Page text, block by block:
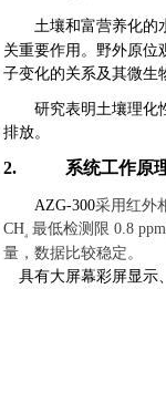
土壤和富营养化的
关重要作用。野外原位
子变化的关系及其微生
研究表明土壤理化
排放。
2. 系统工作原
AZG-300采用红外
CH4 最低检测限 0.8 ppm
量，数据比较稳定。
具有大屏幕彩屏显示